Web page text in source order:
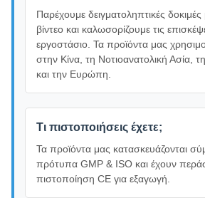
Παρέχουμε δειγματοληπτικές
βίντεο και καλωσορίζουμε τις
εργοστάσιο. Τα προϊόντα μας
στην Κίνα, τη Νοτιοανατολική Ασία,
και την Ευρώπη.
Τι πιστοποιήσεις έχετε;
Τα προϊόντα μας κατασκευάζονται
πρότυπα GMP & ISO και έχουν
πιστοποίηση CE για εξαγωγή.